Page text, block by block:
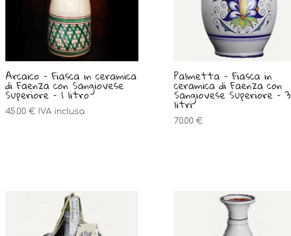
Arcaico – Fiasca in ceramica
di Faenza con Sangiovese
Superiore – 1 litro
45.00 € IVA inclusa
Palmetta – Fiasca in
ceramica di Faenza con
Sangiovese Superiore – 3
litri
70.00 €